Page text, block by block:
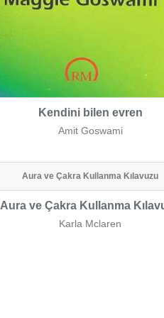
Kendini bilen evren
Amit Goswami
Aura ve Çakra Kullanma Kılavuzu
Aura ve Çakra Kullanma
Karla Mclaren